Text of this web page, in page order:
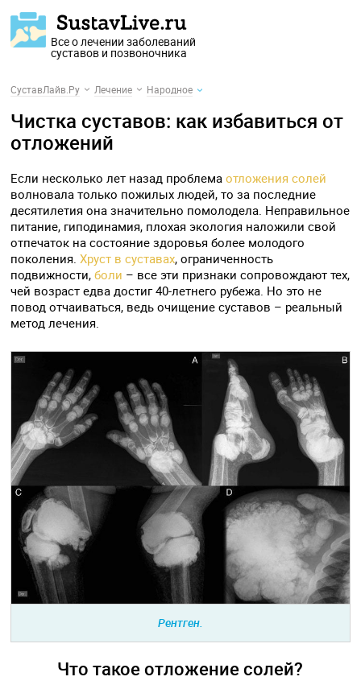
Все о лечении заболеваний
суставов и позвоночника
СуставЛайв.Ру Лечение Народное
Чистка суставов: как избавиться от
отложений
Если несколько лет назад проблемаотложения солей
волновала только пожилых людей, то за последние
десятилетия она значительно помолодела. Неправильное
питание, гиподинамия, плохая экология наложили свой
отпечаток на состояние здоровья более молодого
поколения.Хруст в суставах, ограниченность
подвижности,боли – все эти признаки сопровождают тех,
чей возраст едва достиг 40-летнего рубежа. Но это не
повод отчаиваться, ведь очищение суставов – реальный
метод лечения.
Рентген.
Что такое отложение солей?